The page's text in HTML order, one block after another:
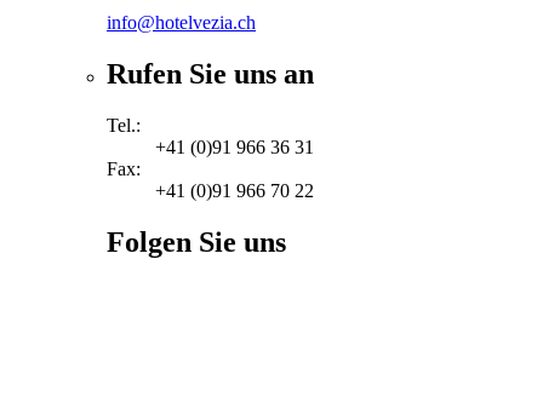
info@hotelvezia.ch
Rufen Sie uns an
Tel.:
+41 (0)91 966 36 31
Fax:
+41 (0)91 966 70 22
Folgen Sie uns